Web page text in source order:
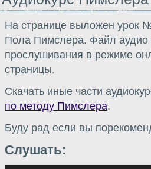
На странице выложен урок
Пола Пимслера. Файл аудио
прослушивания в режиме
страницы.
Скачать иные части
по методу Пимслера.
Буду рад если вы
Слушать: